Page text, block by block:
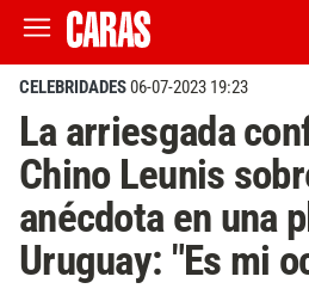
CELEBRIDADES06-07-2023 19:23
La arriesgada
Chino Leunis
anécdota en una
Uruguay: "Es mi